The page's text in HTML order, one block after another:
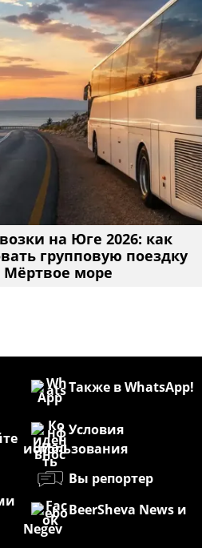
на Юге 2026: как
групповую поездку
Мёртвое море
Также в WhatsApp!
Условия
использования
Вы репортер
BeerSheva News и
Negev